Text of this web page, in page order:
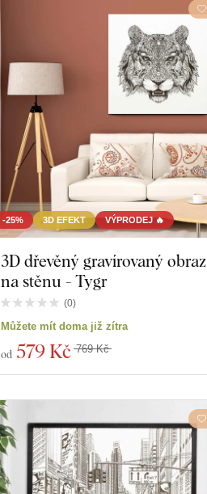
-25% 3D EFEKT VÝPRODEJ 🔥
3D dřevěný gravírovaný obraz
na stěnu - Tygr
(0)
Můžete mít doma již zítra
od 579 Kč 769 Kč